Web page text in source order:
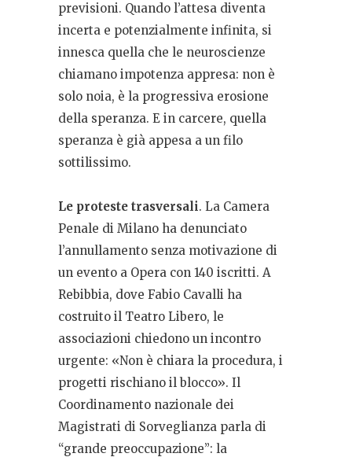
previsioni. Quando l’attesa diventa
incerta e potenzialmente infinita, si
innesca quella che le neuroscienze
chiamano impotenza appresa: non è
solo noia, è la progressiva erosione
della speranza. E in carcere, quella
speranza è già appesa a un filo
sottilissimo.
Le proteste trasversali. La Camera
Penale di Milano ha denunciato
l’annullamento senza motivazione di
un evento a Opera con 140 iscritti. A
Rebibbia, dove Fabio Cavalli ha
costruito il Teatro Libero, le
associazioni chiedono un incontro
urgente: «Non è chiara la procedura, i
progetti rischiano il blocco». Il
Coordinamento nazionale dei
Magistrati di Sorveglianza parla di
“grande preoccupazione”: la